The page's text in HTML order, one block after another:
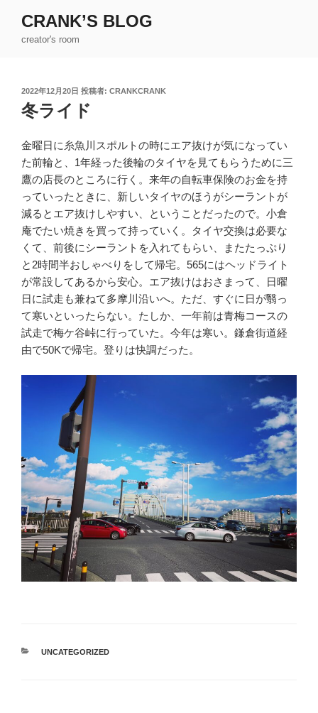
CRANK’S BLOG
creator's room
投
稿
日:
2022年12月20日 投稿者: CRANKCRANK
冬ライド
金曜日に糸魚川スポルトの時にエア抜けが気になってい
た前輪と、1年経った後輪のタイヤを見てもらうために三
鷹の店長のところに行く。来年の自転車保険のお金を持
っていったときに、新しいタイヤのほうがシーラントが
減るとエア抜けしやすい、ということだったので。小倉
庵でたい焼きを買って持っていく。タイヤ交換は必要な
くて、前後にシーラントを入れてもらい、またたっぷり
と2時間半おしゃべりをして帰宅。565にはヘッドライト
が常設してあるから安心。エア抜けはおさまって、日曜
日に試走も兼ねて多摩川沿いへ。ただ、すぐに日が翳っ
て寒いといったらない。たしか、一年前は青梅コースの
試走で梅ケ谷峠に行っていた。今年は寒い。鎌倉街道経
由で50Kで帰宅。登りは快調だった。
カ
UNCATEGORIZED